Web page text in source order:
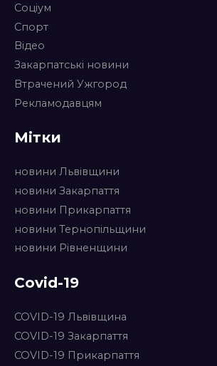
Соціум
Спорт
Відео
Закарпатські новини
Втрачений Ужгород
Рекламодавцям
Мітки
новини Львівщини
новини Закарпаття
новини Прикарпаття
новини Тернопільщини
новини Рівненщини
Covid-19
COVID-19 Львівщина
COVID-19 Закарпаття
COVID-19 Прикарпаття